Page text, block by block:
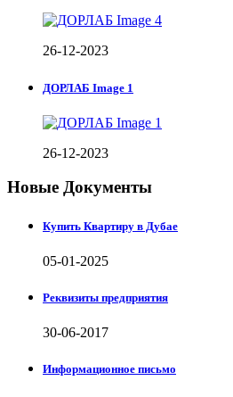
26-12-2023
ДОРЛАБ Image 1
26-12-2023
Новые Документы
Купить Квартиру в Дубае
05-01-2025
Реквизиты предприятия
30-06-2017
Информационное письмо